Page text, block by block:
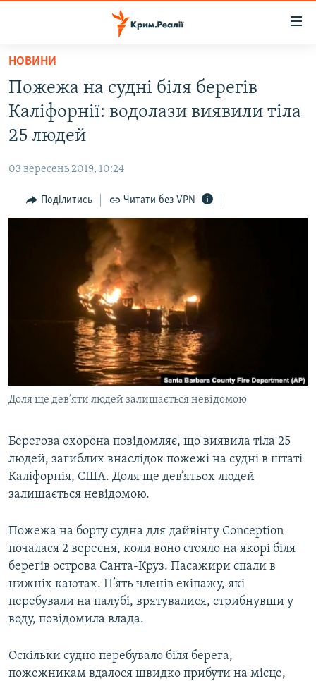
Перейти
основного
матеріалу
Перейти
до
основної
навігації
Перейти
до
ВОДА.КРИМ
ВІДЕО ТА ФОТО
БЛОГИ
ПОГЛЯД
СПЕЦПРОЕКТИ
ВІДЕОУРОКИ «ELIFBE»
СВІДЧЕННЯ ОКУПАЦІЇ
УКРАЇНСЬКА ПРОБЛЕМА КРИМУ
ІНФОГРАФІКА
ЯК ОБІЙТИ БЛОКУВАННЯ
ДОЛУЧАЙСЯ!
Усі сайти RFE/RL
НОВИНИ
Пожежа на судні біля берегів
Каліфорнії: водолази виявили тіла
25 людей
03 вересень 2019, 10:24
Поділитись Читати без VPN
Доля ще дев’яти людей залишається невідомою
Берегова охорона повідомляє, що виявила тіла 25
людей, загиблих внаслідок пожежі на судні в штаті
Каліфорнія, США. Доля ще дев’ятьох людей
залишається невідомою.
Пожежа на борту судна для дайвінгу Conception
почалася 2 вересня, коли воно стояло на якорі біля
берегів острова Санта-Круз. Пасажири спали в
нижніх каютах. П’ять членів екіпажу, які
перебували на палубі, врятувалися, стрибнувши у
воду, повідомила влада.
Оскільки судно перебувало біля берега,
пожежникам вдалося швидко прибути на місце,